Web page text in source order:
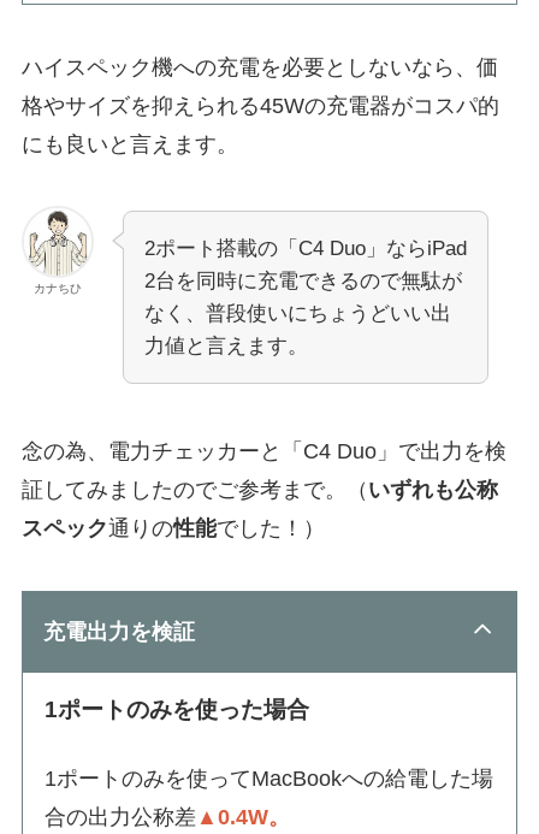
ハイスペック機への充電を必要としないなら、価
格やサイズを抑えられる45Wの充電器がコスパ的
にも良いと言えます。
カナちひ
2ポート搭載の「C4 Duo」ならiPad
2台を同時に充電できるので無駄が
なく、普段使いにちょうどいい出
力値と言えます。
念の為、電力チェッカーと「C4 Duo」で出力を検
証してみましたのでご参考まで。（ いずれも公称
スペック通りの性能でした！）
充電出力を検証
1ポートのみを使った場合
1ポートのみを使ってMacBookへの給電した場
合の出力公称差 ▲0.4W。